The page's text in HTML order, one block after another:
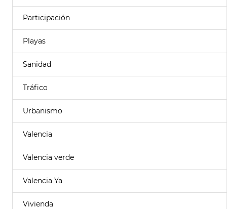
Participación
Playas
Sanidad
Tráfico
Urbanismo
Valencia
Valencia verde
Valencia Ya
Vivienda